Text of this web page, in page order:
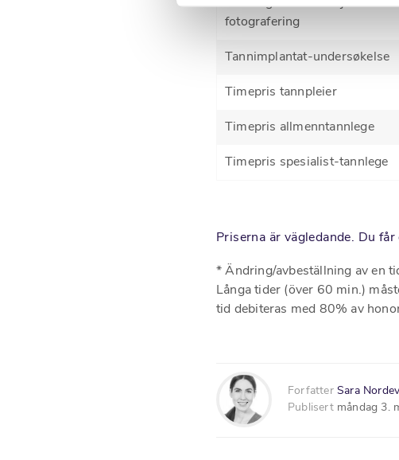
fotografering
Tannimplantat-undersøkelse
Timepris tannpleier
Timepris allmenntannlege
Timepris spesialist-tannlege
Priserna är vägledande. Du
* Ändring/avbeställning av en
Långa tider (över 60 min.)
tid debiteras med 80% av
Forfatter Sara
Publisert måndag 3.